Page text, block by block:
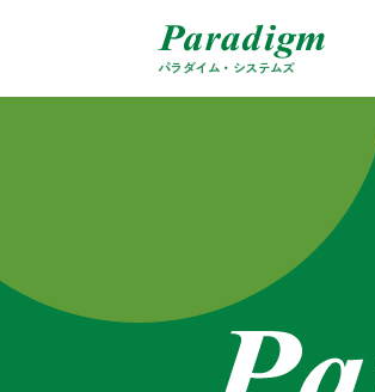
パラダイム・システムズ